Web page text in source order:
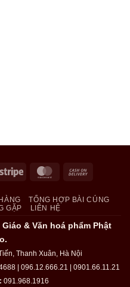
Stripe MasterCard
Delivery
TỔNG HỢP BÀI CÚNG
GẶP
LIÊN HỆ
& Văn hoá phẩm Phật
Thanh Xuân, Hà Nội
| 096.12.666.21 | 0901.66.11.21
091.968.1916